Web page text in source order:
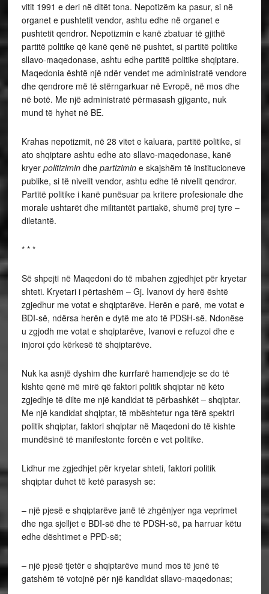
vitit 1991 e deri në ditët tona. Nepotizëm ka pasur, si në
organet e pushtetit vendor, ashtu edhe në organet e
pushtetit qendror. Nepotizmin e kanë zbatuar të gjithë
partitë politike që kanë qenë në pushtet, si partitë politike
sllavo-maqedonase, ashtu edhe partitë politike shqiptare.
Maqedonia është një ndër vendet me administratë vendore
dhe qendrore më të stërngarkuar në Evropë, në mos dhe
në botë. Me një administratë përmasash gjigante, nuk
mund të hyhet në BE.
Krahas nepotizmit, në 28 vitet e kaluara, partitë politike, si
ato shqiptare ashtu edhe ato sllavo-maqedonase, kanë
kryer politizimindhe partizimine skajshëm të institucioneve
publike, si të nivelit vendor, ashtu edhe të nivelit qendror.
Partitë politike i kanë punësuar pa kritere profesionale dhe
morale ushtarët dhe militantët partiakë, shumë prej tyre –
diletantë.
* * *
Së shpejti në Maqedoni do të mbahen zgjedhjet për kryetar
shteti. Kryetari i përtashëm – Gj. Ivanovi dy herë është
zgjedhur me votat e shqiptarëve. Herën e parë, me votat e
BDI-së, ndërsa herën e dytë me ato të PDSH-së. Ndonëse
u zgjodh me votat e shqiptarëve, Ivanovi e refuzoi dhe e
injoroi çdo kërkesë të shqiptarëve.
Nuk ka asnjë dyshim dhe kurrfarë hamendjeje se do të
kishte qenë më mirë që faktori politik shqiptar në këto
zgjedhje të dilte me një kandidat të përbashkët – shqiptar.
Me një kandidat shqiptar, të mbështetur nga tërë spektri
politik shqiptar, faktori shqiptar në Maqedoni do të kishte
mundësinë të manifestonte forcën e vet politike.
Lidhur me zgjedhjet për kryetar shteti, faktori politik
shqiptar duhet të ketë parasysh se:
– një pjesë e shqiptarëve janë të zhgënjyer nga veprimet
dhe nga sjelljet e BDI-së dhe të PDSH-së, pa harruar këtu
edhe dështimet e PPD-së;
– një pjesë tjetër e shqiptarëve mund mos të jenë të
gatshëm të votojnë për një kandidat sllavo-maqedonas;